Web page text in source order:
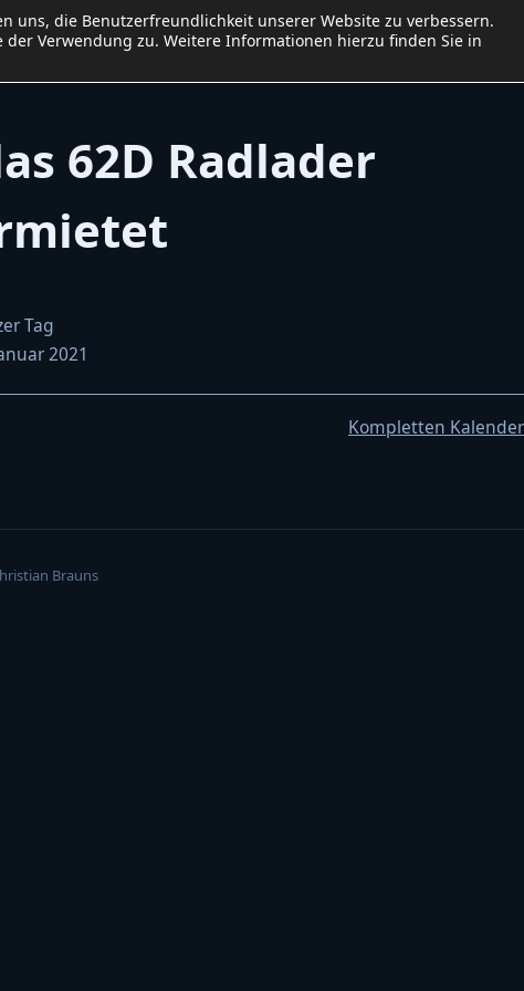
BaumaschinenPreislisteKalenderKontakt
Impressum
62D Radlader
Tag
2021
Kompletten
Brauns
uns, die Benutzerfreundlichkeit unserer Website zu verbessern.
Verwendung zu. Weitere Informationen hierzu finden Sie in